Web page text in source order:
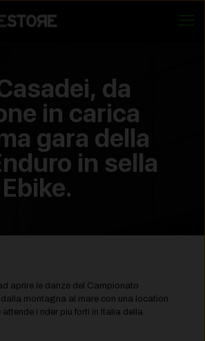
da
in carica
gara della
in sella
aprire le danze del Campionato
montagna al mare con una location
i rider più forti in Italia della